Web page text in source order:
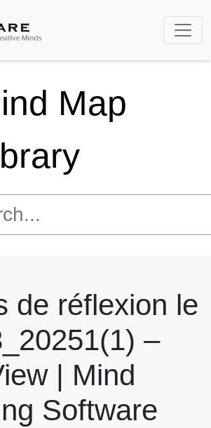
Map
de réflexion le
–
| Mind
Software